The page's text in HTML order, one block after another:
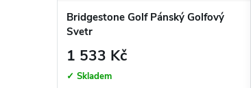
Vrácení a výměna zboží
Potřebujete poradit? Zavolejte nám:
Bridgestone Golf Pánský Golfový
Svetr
1 533 Kč
✓ Skladem